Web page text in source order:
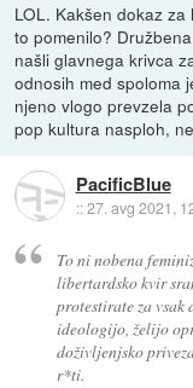
LOL. Kakšen dokaz
to pomenilo?
našli glavnega krivca
odnosih med spoloma
njeno vlogo prevzela
pop kultura nasploh,
PacificBlue
::27. avg 2021,
To ni nobena
libertardsko kvir
protestirate za
ideologijo, želijo
doživljenjsko
r*ti.